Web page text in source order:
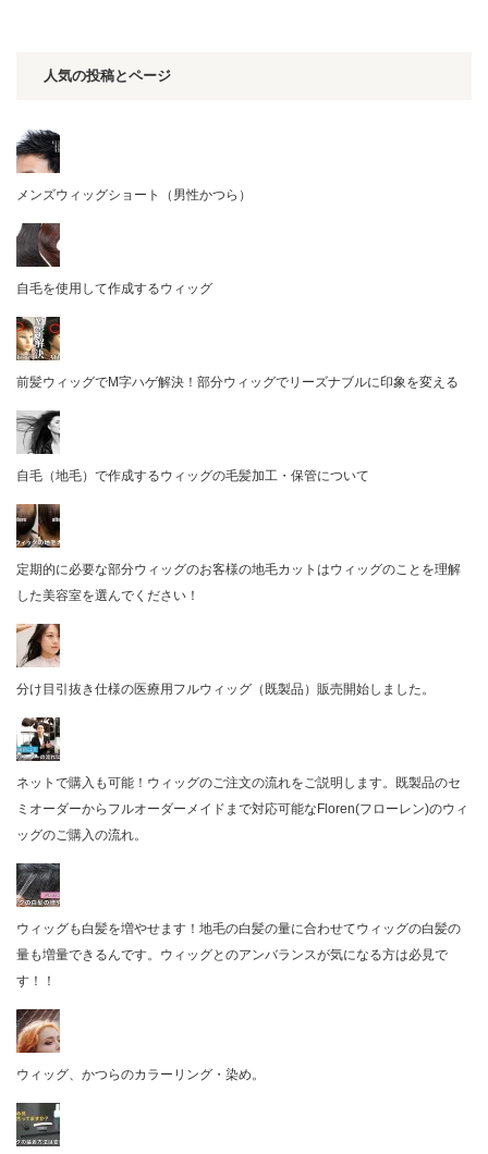
人気の投稿とページ
メンズウィッグショート（男性かつら）
自毛を使用して作成するウィッグ
前髪ウィッグでM字ハゲ解決！部分ウィッグでリーズナブルに印象を変える
自毛（地毛）で作成するウィッグの毛髪加工・保管について
定期的に必要な部分ウィッグのお客様の地毛カットはウィッグのことを理解
した美容室を選んでください！
分け目引抜き仕様の医療用フルウィッグ（既製品）販売開始しました。
ネットで購入も可能！ウィッグのご注文の流れをご説明します。既製品のセ
ミオーダーからフルオーダーメイドまで対応可能なFloren(フローレン)のウィ
ッグのご購入の流れ。
ウィッグも白髪を増やせます！地毛の白髪の量に合わせてウィッグの白髪の
量も増量できるんです。ウィッグとのアンバランスが気になる方は必見で
す！！
ウィッグ、かつらのカラーリング・染め。